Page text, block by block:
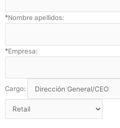
*Nombre apellidos:
*Empresa:
Cargo: